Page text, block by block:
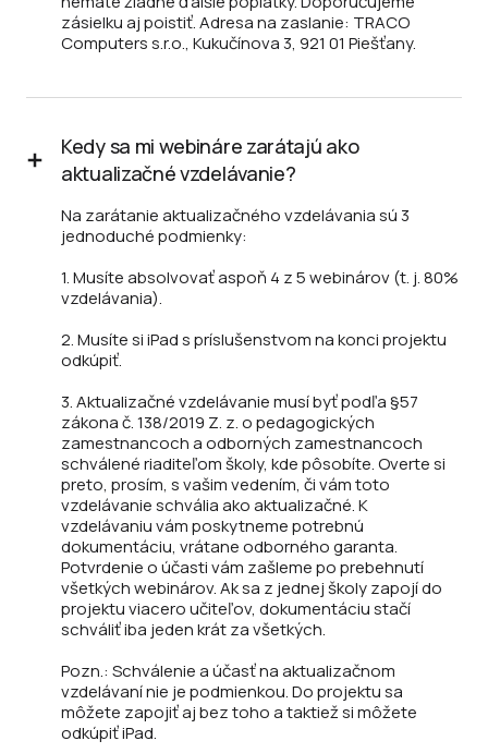
zásielku aj poistiť. Adresa na zaslanie: TRACO
Computers s.r.o., Kukučínova 3, 921 01 Piešťany.
Kedy sa mi webináre zarátajú ako
aktualizačné vzdelávanie?
Na zarátanie aktualizačného vzdelávania sú 3
jednoduché podmienky:
1. Musíte absolvovať aspoň 4 z 5 webinárov (t. j. 80%
vzdelávania).
2. Musíte si iPad s príslušenstvom na konci projektu
odkúpiť.
3. Aktualizačné vzdelávanie musí byť podľa §57
zákona č. 138/2019 Z. z. o pedagogických
zamestnancoch a odborných zamestnancoch
schválené riaditeľom školy, kde pôsobíte. Overte si
preto, prosím, s vašim vedením, či vám toto
vzdelávanie schvália ako aktualizačné. K
vzdelávaniu vám poskytneme potrebnú
dokumentáciu, vrátane odborného garanta.
Potvrdenie o účasti vám zašleme po prebehnutí
všetkých webinárov. Ak sa z jednej školy zapojí do
projektu viacero učiteľov, dokumentáciu stačí
schváliť iba jeden krát za všetkých.
Pozn.: Schválenie a účasť na aktualizačnom
vzdelávaní nie je podmienkou. Do projektu sa
môžete zapojiť aj bez toho a taktiež si môžete
odkúpiť iPad.